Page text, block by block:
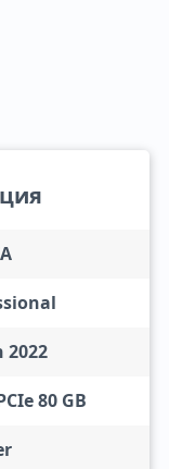
2022
80 GB